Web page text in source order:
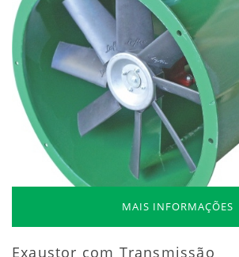
MAIS INFORMAÇÕES
Exaustor com Transmissão